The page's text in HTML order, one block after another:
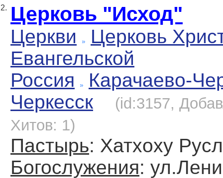
2. Церковь "Исход"
Церкви
Церковь
Евангельской
Россия
Карачаево-
Черкесск
(id:3157,
Хитов: 1)
Пастырь: Хатхоху
Богослужения: